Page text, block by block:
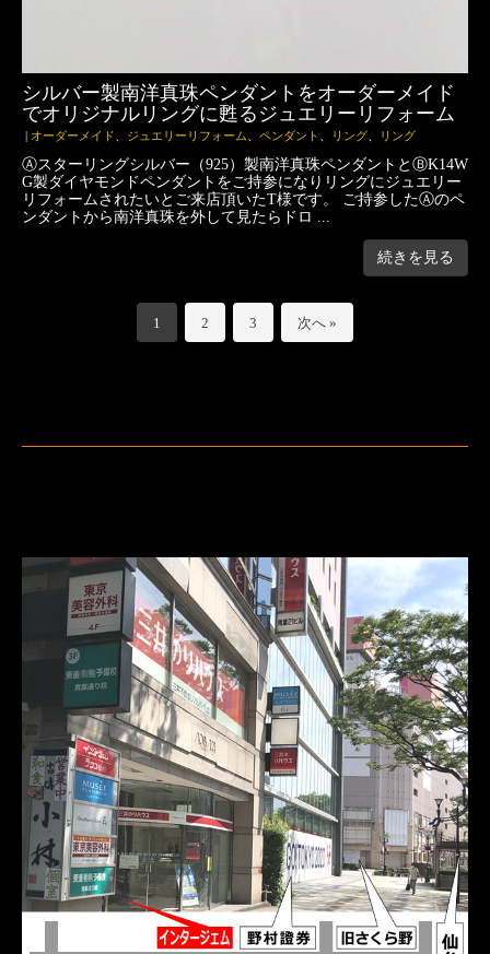
シルバー製南洋真珠ペンダントをオーダーメイド
でオリジナルリングに甦るジュエリーリフォーム
| オーダーメイド ジュエリーリフォーム ペンダント リング リング
Ⓐスターリングシルバー（925）製南洋真珠ペンダントとⒷK14W
G製ダイヤモンドペンダントをご持参になりリングにジュエリー
リフォームされたいとご来店頂いたT様です。 ご持参したⒶのペ
ンダントから南洋真珠を外して見たらドロ ...
続きを見る
1 2 3 次へ »